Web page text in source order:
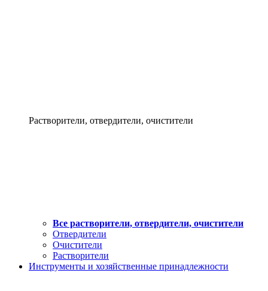
Растворители, отвердители, очистители
Все растворители, отвердители, очистители
Отвердители
Очистители
Растворители
Инструменты и хозяйственные принадлежности